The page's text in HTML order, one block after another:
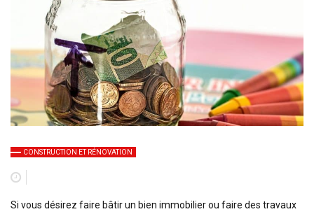
CONSTRUCTION ET RÉNOVATION
Si vous désirez faire bâtir un bien immobilier ou faire des travaux